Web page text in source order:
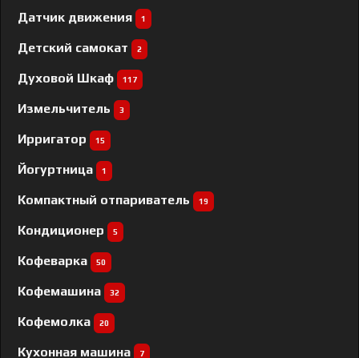
Датчик движения 1
Детский самокат 2
Духовой Шкаф 117
Измельчитель 3
Ирригатор 15
Йогуртница 1
Компактный отпариватель 19
Кондиционер 5
Кофеварка 50
Кофемашина 32
Кофемолка 20
Кухонная машина 7